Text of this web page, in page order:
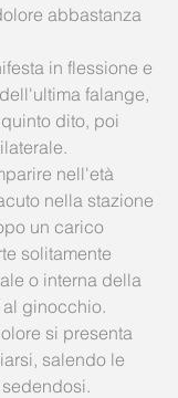
abbastanza
in flessione e
falange,
dito, poi
nell'età
nella stazione
un carico
solitamente
o interna della
ginocchio.
si presenta
salendo le